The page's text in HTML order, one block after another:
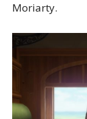
Moriarty.